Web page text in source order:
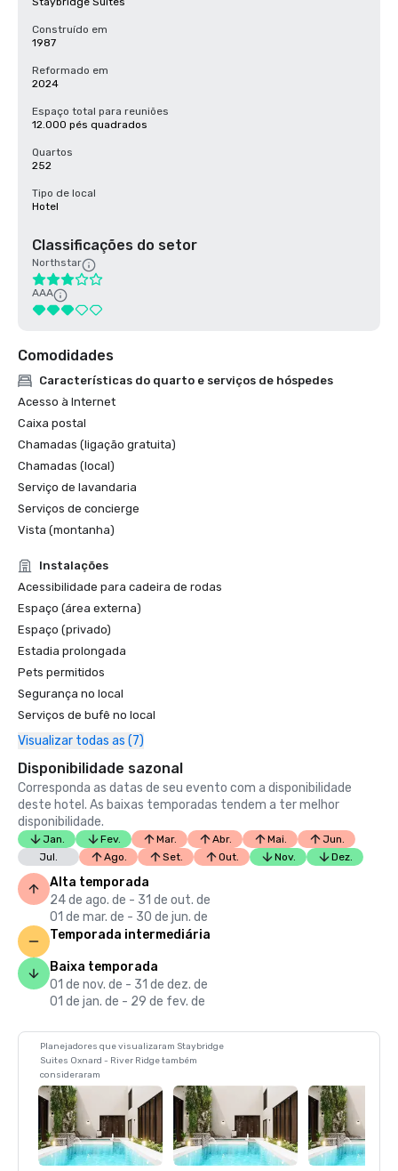
Construído em
1987
Reformado em
2024
Espaço total para reuniões
12.000 pés quadrados
Quartos
252
Tipo de local
Hotel
Classificações do setor
Northstar
AAA
Comodidades
Características do quarto e serviços de hóspedes
Acesso à Internet
Caixa postal
Chamadas (ligação gratuita)
Chamadas (local)
Serviço de lavandaria
Serviços de concierge
Vista (montanha)
Instalações
Acessibilidade para cadeira de rodas
Espaço (área externa)
Espaço (privado)
Estadia prolongada
Pets permitidos
Segurança no local
Serviços de bufê no local
Visualizar todas as (7)
Disponibilidade sazonal
Corresponda as datas de seu evento com a disponibilidade
deste hotel. As baixas temporadas tendem a ter melhor
disponibilidade.
Jan. Fev. Mar. Abr. Mai.
Jun.
Jul.
Ago. Set. Out. Nov. Dez.
Alta temporada
24 de ago. de - 31 de out. de
01 de mar. de - 30 de jun. de
Temporada intermediária
Baixa temporada
01 de nov. de - 31 de dez. de
01 de jan. de - 29 de fev. de
Planejadores que visualizaram Staybridge
Suites Oxnard - River Ridge também
consideraram